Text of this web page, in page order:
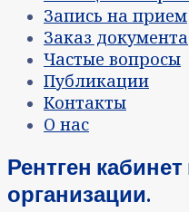
Запись на прием
Заказ документа
Частые вопросы
Публикации
Контакты
О нас
Рентген
организации.